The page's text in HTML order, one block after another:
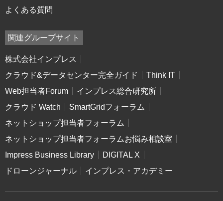
よくある質問
関連グループサイト
株式会社インプレス
クラウド&データセンター完全ガイド
Think IT
Web担当者Forum
インプレス総合研究所
クラウド Watch
SmartGridフォーラム
ネットショップ担当者フォーラム
ネットショップ担当者フォーラムお悩み相談室
Impress Business Library
DIGITAL X
ドローンジャーナル
インプレス・アカデミー